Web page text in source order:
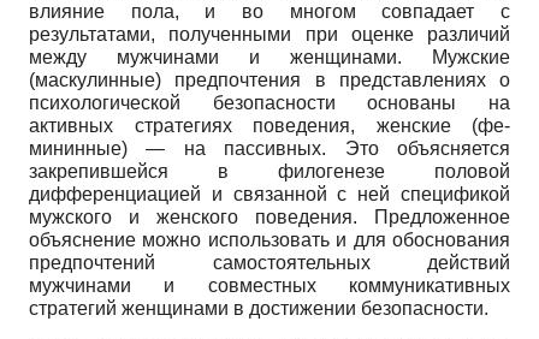
влияние пола, и во многом совпадает с
результатами, полученными при оценке различий
между мужчинами и женщинами. Мужские
(маскулинные) предпочтения в представлениях о
психологической безопасности основаны на
активных стратегиях поведения, женские (фе­
мининные) — на пассивных. Это объясняется
закрепившейся в филогенезе половой
дифференциацией и связанной с ней спецификой
мужского и женского поведения. Предложенное
объяснение можно использовать и для обоснования
предпочтений самостоятельных действий
мужчинами и совместных коммуникативных
стратегий женщинами в достижении безопасности.